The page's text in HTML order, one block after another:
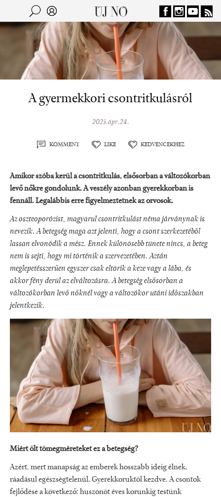
Jump to navigation
Kereső
A gyermekkori csontritkulásról
2025.ápr.24.
KOMMENT LIKE KEDVENCEKHEZ
Amikor szóba kerül a csontritkulás, elsősorban a változókorban
levő nőkre gondolunk. A veszély azonban gyerekkorban is
fennáll. Legalábbis erre figyelmeztetnek az orvosok.
Az oszteoporózist, magyarul csontritkulást néma járványnak is
nevezik. A betegség maga azt jelenti, hogy a csont szerkezetéből
lassan elvonódik a mész. Ennek különösebb tünete nincs, a beteg
nem is sejti, hogy mi történik a szervezetében. Aztán
meglepetésszerűen egyszer csak eltörik a keze vagy a lába, és
akkor fény derül az elváltozásra. A betegség elsősorban a
változókorban levő nőknél vagy a változókor utáni időszakban
jelentkezik.
Miért ölt tömegméreteket ez a betegség?
Azért, mert manapság az emberek hosszabb ideig élnek,
ráadásul egészségtelenül. Gyerekkoruktól kezdve. A csontok
fejlődése a következő: huszonöt éves korunkig testünk